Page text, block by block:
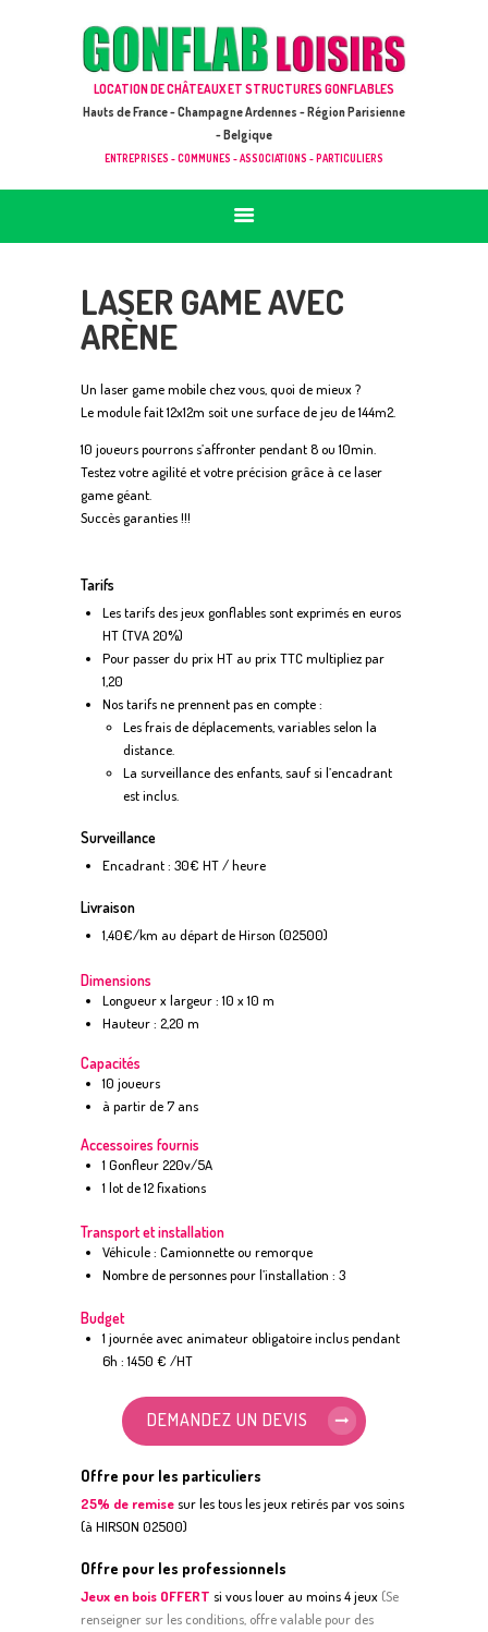
LOCATION DE CHÂTEAUX ET STRUCTURES GONFLABLES
Hauts de France - Champagne Ardennes - Région Parisienne
- Belgique
ENTREPRISES - COMMUNES - ASSOCIATIONS - PARTICULIERS
GONFLAB LOISIRS
ACCUEIL
JEUX À LOUER & PRESTATIONS
CATALOGUE / TARIF
DEMANDE DE DEVIS (SOUS 24H)
LASER GAME AVEC
ARÈNE
Un laser game mobile chez vous, quoi de mieux ?
Le module fait 12x12m soit une surface de jeu de 144m2.
10 joueurs pourrons s’affronter pendant 8 ou 10min.
Testez votre agilité et votre précision grâce à ce laser
game géant.
Succès garanties !!!
Tarifs
Les tarifs des jeux gonflables sont exprimés en euros
HT (TVA 20%)
Pour passer du prix HT au prix TTC multipliez par
1,20
Nos tarifs ne prennent pas en compte :
Les frais de déplacements, variables selon la
distance.
La surveillance des enfants, sauf si l’encadrant
est inclus.
Surveillance
Encadrant : 30€ HT / heure
Livraison
1,40€/km au départ de Hirson (02500)
Dimensions
Longueur x largeur : 10 x 10 m
Hauteur : 2,20 m
Capacités
10 joueurs
à partir de 7 ans
Accessoires fournis
1 Gonfleur 220v/5A
1 lot de 12 fixations
Transport et installation
Véhicule : Camionnette ou remorque
Nombre de personnes pour l’installation : 3
Budget
1 journée avec animateur obligatoire inclus pendant
6h : 1450 € /HT
DEMANDEZ UN DEVIS
Offre pour les particuliers
25% de remise sur les tous les jeux retirés par vos soins
(à HIRSON 02500)
Offre pour les professionnels
Jeux en bois OFFERT si vous louer au moins 4 jeux (Se
renseigner sur les conditions, offre valable pour des